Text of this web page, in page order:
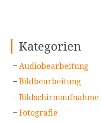
Kategorien
Audiobearbeitung
Bildbearbeitung
Bildschirmaufnahme
Fotografie